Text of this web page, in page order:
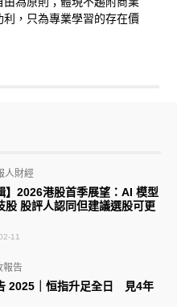
，只為專業學習的存在價
】2026港股首季展望：AI 模型
股 股評人認同但建議選股可更
人財經
11
2025｜恒指升足全日 見4年
報告